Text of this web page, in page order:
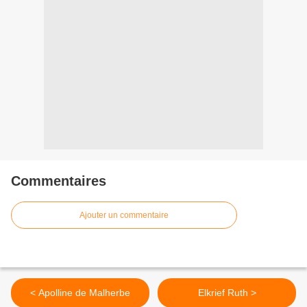
Commentaires
Ajouter un commentaire
< Apolline de Malherbe Elkrief Ruth >